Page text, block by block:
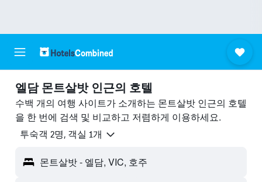
엘담 몬트살밧 ​인근의 호텔
수백 개의 여행 사이트가 소개하는 몬트살밧 인근의 호텔
을 한 번에 검색 및 비교하고 저렴하게 이용하세요.
​투숙객 2​명, ​객실 1개
몬트살밧 - 엘담, VIC, 호주